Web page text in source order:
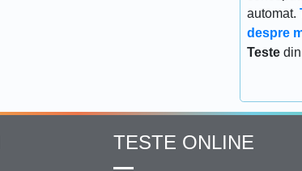
automat.
despre
Teste
TESTE ONLINE